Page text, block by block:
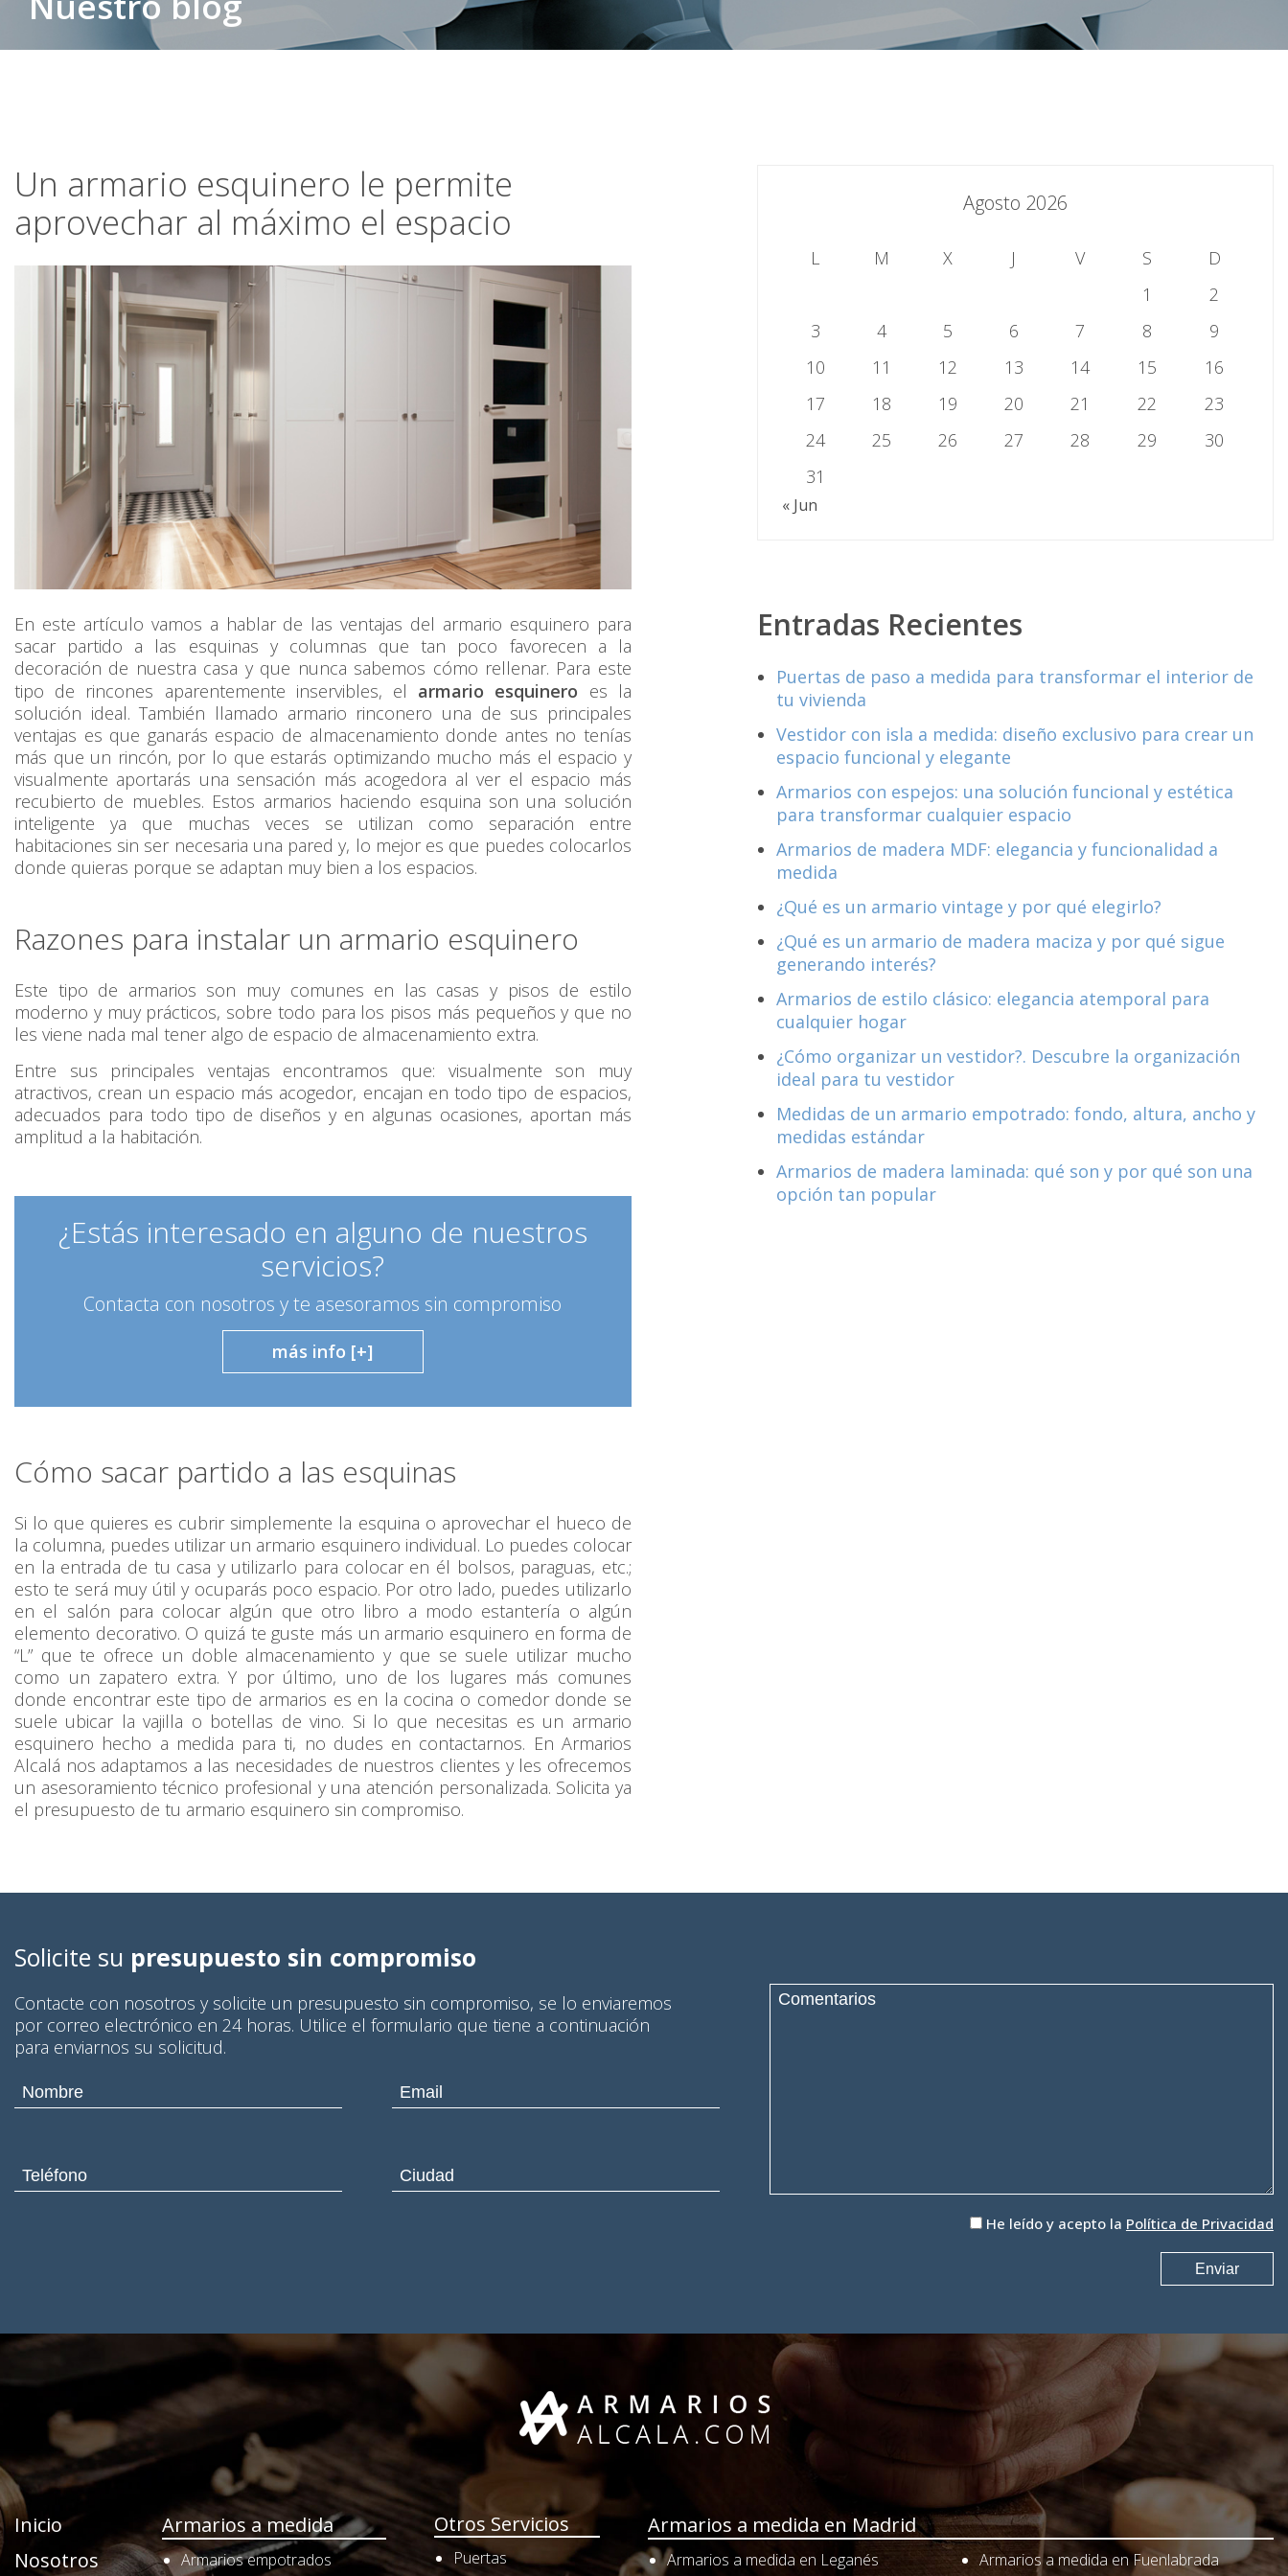
Un armario esquinero le permite
aprovechar al máximo el espacio
En este artículo vamos a hablar de las ventajas del armario esquinero para
sacar partido a las esquinas y columnas que tan poco favorecen a la
decoración de nuestra casa y que nunca sabemos cómo rellenar. Para este
tipo de rincones aparentemente inservibles, el armario esquinero es la
solución ideal. También llamado armario rinconero una de sus principales
ventajas es que ganarás espacio de almacenamiento donde antes no tenías
más que un rincón, por lo que estarás optimizando mucho más el espacio y
visualmente aportarás una sensación más acogedora al ver el espacio más
recubierto de muebles. Estos armarios haciendo esquina son una solución
inteligente ya que muchas veces se utilizan como separación entre
habitaciones sin ser necesaria una pared y, lo mejor es que puedes colocarlos
donde quieras porque se adaptan muy bien a los espacios.
Razones para instalar un armario esquinero
Este tipo de armarios son muy comunes en las casas y pisos de estilo
moderno y muy prácticos, sobre todo para los pisos más pequeños y que no
les viene nada mal tener algo de espacio de almacenamiento extra.
Entre sus principales ventajas encontramos que: visualmente son muy
atractivos, crean un espacio más acogedor, encajan en todo tipo de espacios,
adecuados para todo tipo de diseños y en algunas ocasiones, aportan más
amplitud a la habitación.
¿Estás interesado en alguno de nuestros
servicios?
Contacta con nosotros y te asesoramos sin compromiso
más info [+]
Cómo sacar partido a las esquinas
Si lo que quieres es cubrir simplemente la esquina o aprovechar el hueco de
la columna, puedes utilizar un armario esquinero individual. Lo puedes colocar
en la entrada de tu casa y utilizarlo para colocar en él bolsos, paraguas, etc.;
esto te será muy útil y ocuparás poco espacio. Por otro lado, puedes utilizarlo
en el salón para colocar algún que otro libro a modo estantería o algún
elemento decorativo. O quizá te guste más un armario esquinero en forma de
“L” que te ofrece un doble almacenamiento y que se suele utilizar mucho
como un zapatero extra. Y por último, uno de los lugares más comunes
donde encontrar este tipo de armarios es en la cocina o comedor donde se
suele ubicar la vajilla o botellas de vino. Si lo que necesitas es un armario
esquinero hecho a medida para ti, no dudes en contactarnos. En Armarios
Alcalá nos adaptamos a las necesidades de nuestros clientes y les ofrecemos
un asesoramiento técnico profesional y una atención personalizada. Solicita ya
el presupuesto de tu armario esquinero sin compromiso.
Agosto 2026
L M X J V S
D
1
2
3
4 5 6 7 8
9
10
11 12 13 14 15
16
17
18 19 20 21 22
23
24
25 26 27 28 29
30
31
« Jun
Entradas Recientes
Puertas de paso a medida para transformar el interior de
tu vivienda
Vestidor con isla a medida: diseño exclusivo para crear un
espacio funcional y elegante
Armarios con espejos: una solución funcional y estética
para transformar cualquier espacio
Armarios de madera MDF: elegancia y funcionalidad a
medida
¿Qué es un armario vintage y por qué elegirlo?
¿Qué es un armario de madera maciza y por qué sigue
generando interés?
Armarios de estilo clásico: elegancia atemporal para
cualquier hogar
¿Cómo organizar un vestidor?. Descubre la organización
ideal para tu vestidor
Medidas de un armario empotrado: fondo, altura, ancho y
medidas estándar
Armarios de madera laminada: qué son y por qué son una
opción tan popular
Solicite su presupuesto sin compromiso
Contacte con nosotros y solicite un presupuesto sin compromiso, se lo enviaremos
por correo electrónico en 24 horas. Utilice el formulario que tiene a continuación
para enviarnos su solicitud.
He leído y acepto la Política de Privacidad
Inicio
Nosotros
Armarios a medida
Armarios empotrados
Otros Servicios
Puertas
Armarios a medida en Madrid
Armarios a medida en Leganés
Armarios a medida en Fuenlabrada